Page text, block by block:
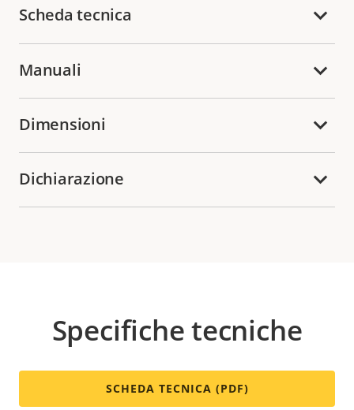
Scheda tecnica
Manuali
Dimensioni
Dichiarazione
Specifiche tecniche
SCHEDA TECNICA (PDF)